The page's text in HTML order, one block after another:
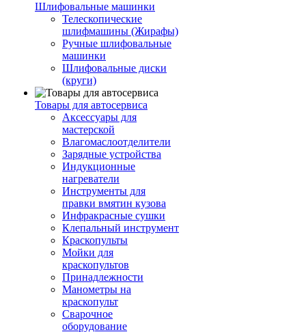
Шлифовальные машинки
Телескопические
шлифмашины (Жирафы)
Ручные шлифовальные
машинки
Шлифовальные диски
(круги)
Товары для автосервиса
Аксессуары для
мастерской
Влагомаслоотделители
Зарядные устройства
Индукционные
нагреватели
Инструменты для
правки вмятин кузова
Инфракрасные сушки
Клепальный инструмент
Краскопульты
Мойки для
краскопультов
Принадлежности
Манометры на
краскопульт
Сварочное
оборудование